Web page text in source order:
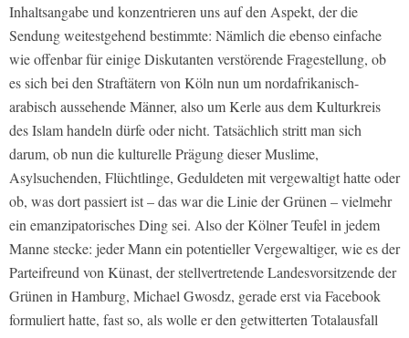
Inhaltsangabe und konzentrieren uns auf den Aspekt, der die
Sendung weitestgehend bestimmte: Nämlich die ebenso einfache
wie offenbar für einige Diskutanten verstörende Fragestellung, ob
es sich bei den Straftätern von Köln nun um nordafrikanisch-
arabisch aussehende Männer, also um Kerle aus dem Kulturkreis
des Islam handeln dürfe oder nicht. Tatsächlich stritt man sich
darum, ob nun die kulturelle Prägung dieser Muslime,
Asylsuchenden, Flüchtlinge, Geduldeten mit vergewaltigt hatte oder
ob, was dort passiert ist – das war die Linie der Grünen – vielmehr
ein emanzipatorisches Ding sei. Also der Kölner Teufel in jedem
Manne stecke: jeder Mann ein potentieller Vergewaltiger, wie es der
Parteifreund von Künast, der stellvertretende Landesvorsitzende der
Grünen in Hamburg, Michael Gwosdz, gerade erst via Facebook
formuliert hatte, fast so, als wolle er den getwitterten Totalausfall